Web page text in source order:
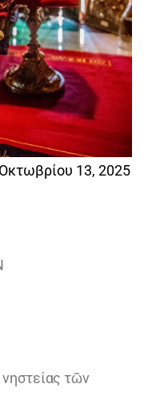
Οκτωβρίου 13, 2025
τῶν